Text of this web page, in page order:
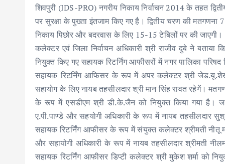
शिवपुरी (IDS-PRO) नगरीय निकाय निर्वाचन 2014 के तहत
पर सुरक्षा के पुख्ता इंतजाम किए गए है। द्वितीय चरण की मतगणना
निकाय पिछोर और बदरवास के लिए 15-15 टेबिलों पर की जाएगी।
कलेक्टर एवं जिला निर्वाचन अधिकारी श्री राजीव दुबे ने
नियुक्त किए गए सहायक रिटर्निंग आफीसरों में नगर पालिका
सहायक रिटर्निंग आफिसर के रूप में अपर कलेक्टर श्री
सहायोग के लिए नायब तहसीलदार श्री मान सिंह रावत रहेगें।
के रूप में एसडीएम श्री डी.के.जैन को नियुक्त किया गया है।
ए.पी.पाण्डे और सहयोगी अधिकारी के रूप में नायब तहसीलदार
सहायक रिटर्निंग आफीसर के रूप में संयुक्त कलेक्टर श्रीमती नीतू
और सहायोगी अधिकारी के रूप में नायब तहसीलदार श्रीमती
सहायक रिटर्निंग आफीसर डिप्टी कलेक्टर श्री मुकेश शर्मा